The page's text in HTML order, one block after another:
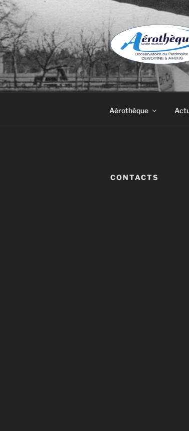
Aller
au
contenu
principal
DE
Aérothèque
CONTACTS